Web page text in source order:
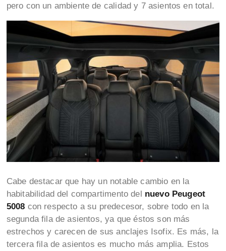
pero con un ambiente de calidad y 7 asientos en total.
Cabe destacar que hay un notable cambio en la
habitabilidad del compartimento del nuevo Peugeot
5008 con respecto a su predecesor, sobre todo en la
segunda fila de asientos, ya que éstos son más
estrechos y carecen de sus anclajes Isofix. Es más, la
tercera fila de asientos es mucho más amplia. Estos